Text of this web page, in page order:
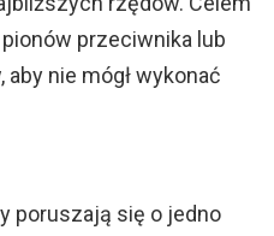
przeciwnika lub
nie mógł wykonać
poruszają się o jedno